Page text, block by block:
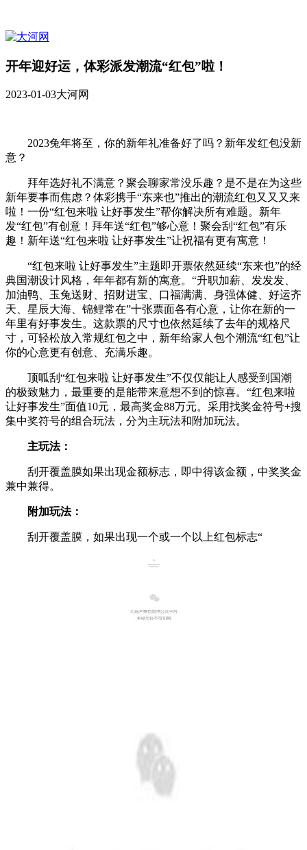
开年迎好运，体彩派发潮流“红包”啦！
2023-01-03大河网
2023兔年将至，你的新年礼准备好了吗？新年发红包没新
意？
拜年选好礼不满意？聚会聊家常没乐趣？是不是在为这些
新年要事而焦虑？体彩携手“东来也”推出的潮流红包又又又来
啦！一份“红包来啦 让好事发生”帮你解决所有难题。新年
发“红包”有创意！拜年送“红包”够心意！聚会刮“红包”有乐
趣！新年送“红包来啦 让好事发生”让祝福有更有寓意！
“红包来啦 让好事发生”主题即开票依然延续“东来也”的经
典国潮设计风格，年年都有新的寓意。“升职加薪、发发发、
加油鸭、玉兔送财、招财进宝、口福满满、身强体健、好运齐
天、星辰大海、锦鲤常在”十张票面各有心意，让你在新的一
年里有好事发生。这款票的尺寸也依然延续了去年的规格尺
寸，可轻松放入常规红包之中，新年给家人包个潮流“红包”让
你的心意更有创意、充满乐趣。
顶呱刮“红包来啦 让好事发生”不仅仅能让人感受到国潮
的极致魅力，最重要的是能带来意想不到的惊喜。“红包来啦
让好事发生”面值10元，最高奖金88万元。采用找奖金符号+搜
集中奖符号的组合玩法，分为主玩法和附加玩法。
主玩法：
刮开覆盖膜如果出现金额标志，即中得该金额，中奖奖金
兼中兼得。
附加玩法：
刮开覆盖膜，如果出现一个或一个以上红包标志“